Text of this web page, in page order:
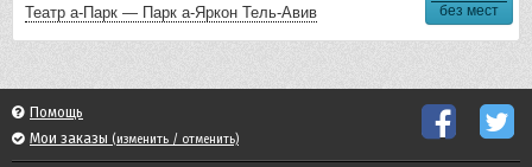
Театр а-Парк — Парк а-Яркон Тель-Авив
без мест
Помощь
Мои заказы (изменить / отменить)